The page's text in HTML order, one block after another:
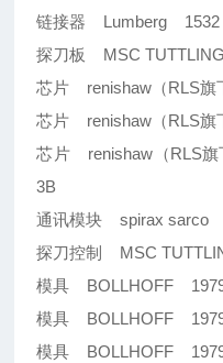
链接器 Lumberg 1532
探刀板 MSC
芯片 renishaw（RLS
芯片 renishaw（RLS
芯片 renishaw（RLS旗
3B
通讯模块 spirax sarco
探刀控制 MSC
模具 BOLLHOFF
模具 BOLLHOFF
模具 BOLLHOFF